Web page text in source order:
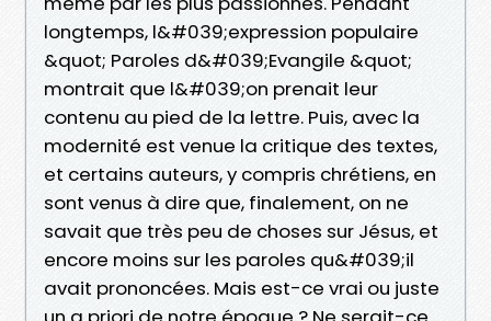
longtemps, l&#039;expression populaire
&quot; Paroles d&#039;Evangile &quot;
montrait que l&#039;on prenait leur
contenu au pied de la lettre. Puis, avec la
modernité est venue la critique des textes,
et certains auteurs, y compris chrétiens, en
sont venus à dire que, finalement, on ne
savait que très peu de choses sur Jésus, et
encore moins sur les paroles qu&#039;il
avait prononcées. Mais est-ce vrai ou juste